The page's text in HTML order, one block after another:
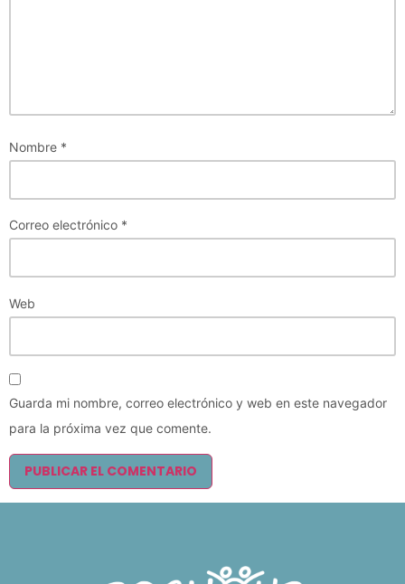
Nombre *
Correo electrónico *
Web
Guarda mi nombre, correo electrónico y web en este navegador
para la próxima vez que comente.